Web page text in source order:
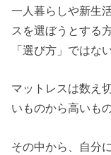
一人暮らしや新生
スを選ぼうとする
「選び方」ではな
マットレスは数え
いものから高いも
その中から、自分